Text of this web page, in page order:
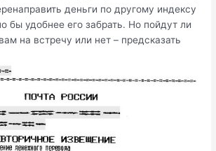
деньги по другому индексу
бы удобнее его забрать. Но пойдут ли
на встречу или нет – предсказать